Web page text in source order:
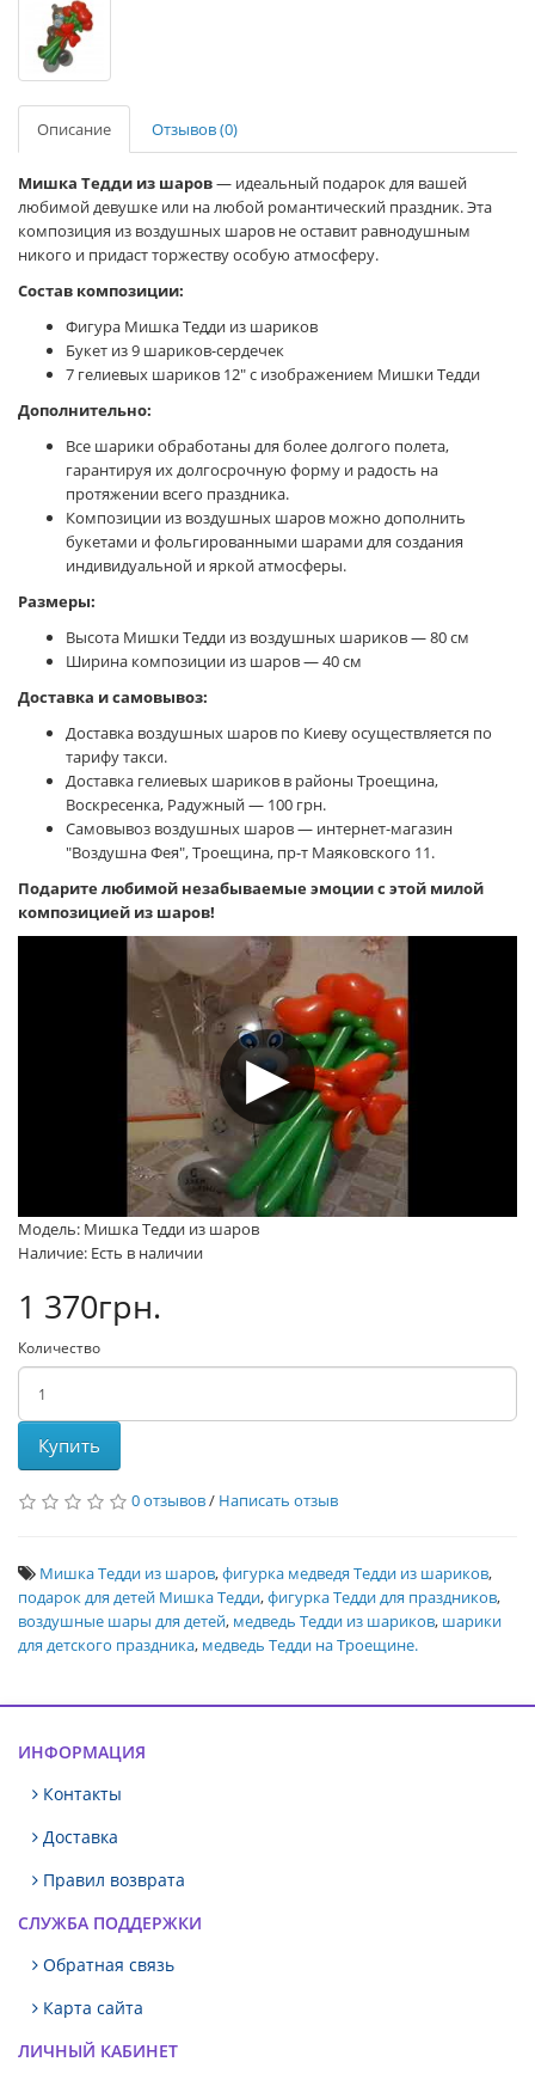
Описание Отзывов (0)
Мишка Тедди из шаров— идеальный подарок для вашей
любимой девушке или на любой романтический праздник. Эта
композиция из воздушных шаров не оставит равнодушным
никого и придаст торжеству особую атмосферу.
Состав композиции:
Фигура Мишка Тедди из шариков
Букет из 9 шариков-сердечек
7 гелиевых шариков 12" с изображением Мишки Тедди
Дополнительно:
Все шарики обработаны для более долгого полета,
гарантируя их долгосрочную форму и радость на
протяжении всего праздника.
Композиции из воздушных шаров можно дополнить
букетами и фольгированными шарами для создания
индивидуальной и яркой атмосферы.
Размеры:
Высота Мишки Тедди из воздушных шариков — 80 см
Ширина композиции из шаров — 40 см
Доставка и самовывоз:
Доставка воздушных шаров по Киеву осуществляется по
тарифу такси.
Доставка гелиевых шариков в районы Троещина,
Воскресенка, Радужный — 100 грн.
Самовывоз воздушных шаров — интернет-магазин
"Воздушна Фея", Троещина, пр-т Маяковского 11.
Подарите любимой незабываемые эмоции с этой милой
композицией из шаров!
Модель: Мишка Тедди из шаров
Наличие: Есть в наличии
1 370грн.
Количество
Купить
0 отзывов/ Написать отзыв
Мишка Тедди из шаров,фигурка медведя Тедди из шариков,
подарок для детей Мишка Тедди,фигурка Тедди для праздников,
воздушные шары для детей, медведь Тедди из шариков, шарики
для детского праздника, медведь Тедди на Троещине.
ИНФОРМАЦИЯ
Контакты
Доставка
Правил возврата
СЛУЖБА ПОДДЕРЖКИ
Обратная связь
Карта сайта
ЛИЧНЫЙ КАБИНЕТ